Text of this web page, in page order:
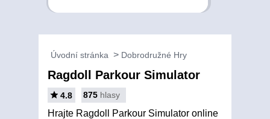
Úvodní stránka Dobrodružné Hry
Ragdoll Parkour Simulator
4.8 875 hlasy
Hrajte Ragdoll Parkour Simulator online